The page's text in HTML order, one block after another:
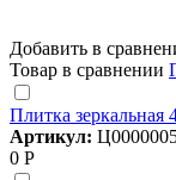
Добавить в
Товар в сравнении
Плитка зеркальная
Артикул:
0 Р